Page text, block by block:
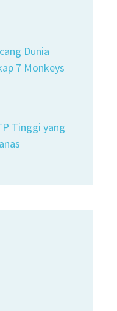
Dunia
7 Monkeys
Tinggi yang